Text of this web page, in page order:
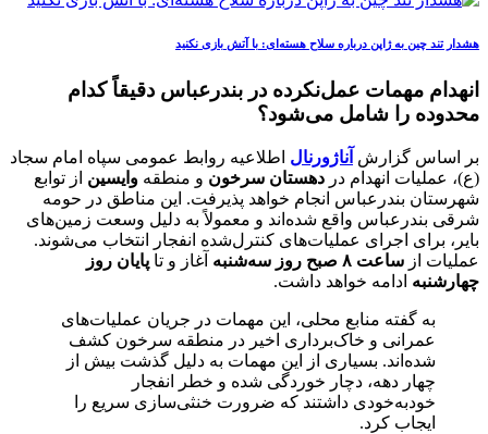
هشدار تند چین به ژاپن درباره سلاح هسته‌ای: با آتش بازی نکنید
انهدام مهمات عمل‌نکرده در بندرعباس دقیقاً کدام
محدوده را شامل می‌شود؟
بر اساس گزارش آناژورنال اطلاعیه روابط عمومی سپاه امام سجاد
(ع)، عملیات انهدام در دهستان سرخون و منطقه وایسین از توابع
شهرستان بندرعباس انجام خواهد پذیرفت. این مناطق در حومه
شرقی بندرعباس واقع شده‌اند و معمولاً به دلیل وسعت زمین‌های
بایر، برای اجرای عملیات‌های کنترل‌شده انفجار انتخاب می‌شوند.
عملیات از ساعت ۸ صبح روز سه‌شنبه آغاز و تا پایان روز
چهارشنبه ادامه خواهد داشت.
به گفته منابع محلی، این مهمات در جریان عملیات‌های
عمرانی و خاک‌برداری اخیر در منطقه سرخون کشف
شده‌اند. بسیاری از این مهمات به دلیل گذشت بیش از
چهار دهه، دچار خوردگی شده و خطر انفجار
خودبه‌خودی داشتند که ضرورت خنثی‌سازی سریع را
ایجاب کرد.